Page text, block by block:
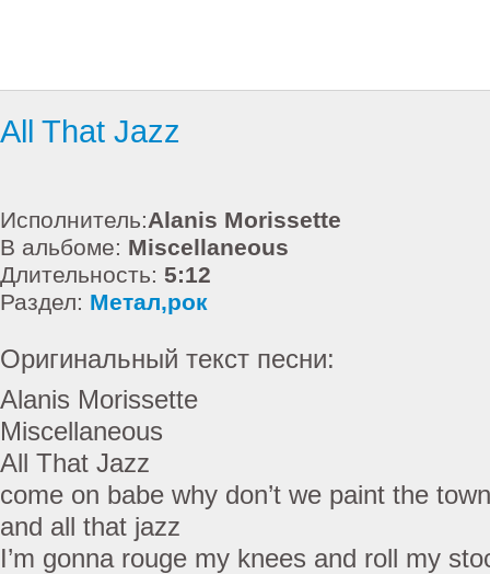
All That Jazz
Исполнитель:Alanis Morissette
В альбоме: Miscellaneous
Длительность: 5:12
Раздел: Метал,рок
Оригинальный текст песни:
Alanis Morissette
Miscellaneous
All That Jazz
come on babe why don’t we paint the town
and all that jazz
I’m gonna rouge my knees and roll my